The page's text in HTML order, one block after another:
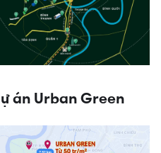
án Urban Green